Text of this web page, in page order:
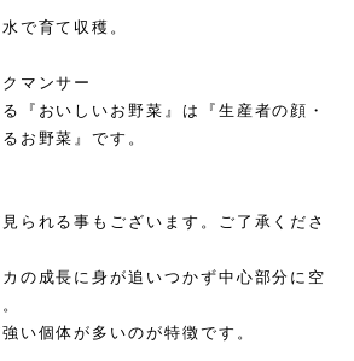
で育て収穫。
マンサー
『おいしいお野菜』は『生産者の顔・
お野菜』です。
られる事もございます。ご了承くださ
の成長に身が追いつかず中心部分に空
い個体が多いのが特徴です。